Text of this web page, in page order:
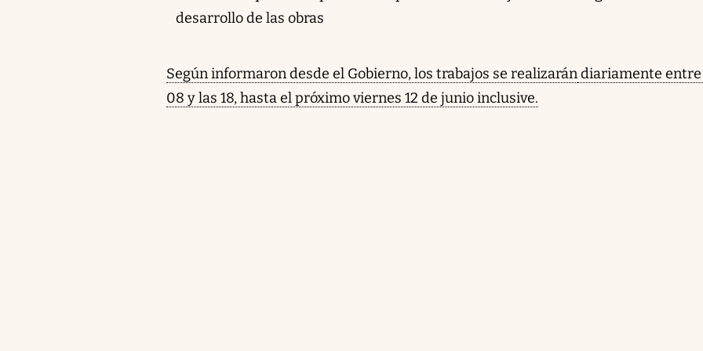
desarrollo de las obras
Según informaron desde el Gobierno, los trabajos se realizarándiariamente entre
08 y las 18, hasta el próximo viernes 12 de junio inclusive.